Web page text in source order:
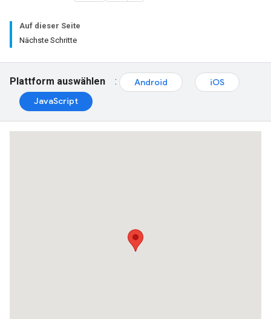
Auf dieser Seite
Nächste Schritte
Plattform auswählen : Android
iOS
JavaScript